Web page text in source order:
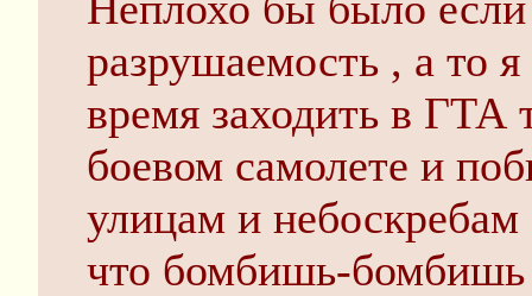
разрушаемость , а то
время заходить в ГТА
боевом самолете и
улицам и
что бомбишь-бомбишь